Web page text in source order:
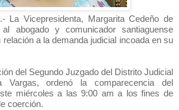
La Vicepresidenta, Margarita Cedeño de
al abogado y comunicador santiaguense
a la demanda judicial incoada en su
del Segundo Juzgado del Distrito Judicial
Vargas, ordenó la comparecencia del
miércoles a las 9:00 am a los fines de
coerción.